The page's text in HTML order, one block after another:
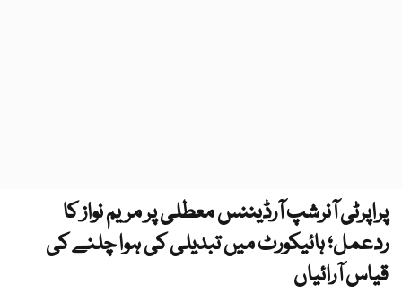
پراپرٹی آنرشپ آرڈیننس معطلی پر مریم نواز کا
ردعمل؛ ہائیکورٹ میں تبدیلی کی ہوا چلنے کی
قیاس آرائیاں